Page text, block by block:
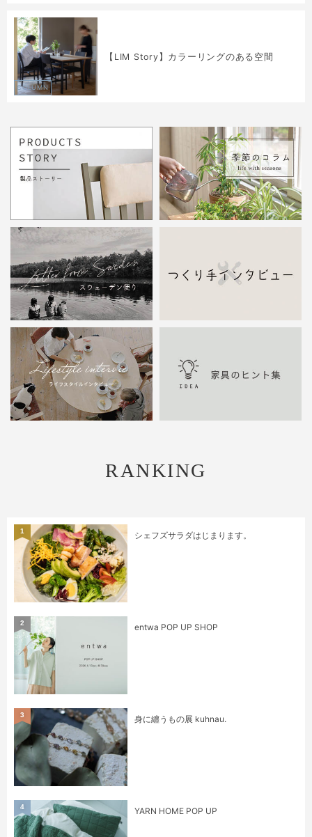
COLUMN
【LIM Story】カラーリングのある空間
RANKING
シェフズサラダはじまります。
1
entwa POP UP SHOP
2
身に纏うもの展 kuhnau.
3
YARN HOME POP UP
4